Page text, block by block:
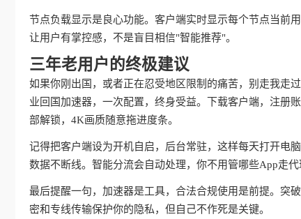
节点负载显示是良心功能。客户端实时显示每个节点当前
让用户有掌控感，不是盲目相信"智能推荐"。
三年老用户的终极建议
如果你刚出国，或者正在忍受地区限制的痛苦，别走我走
业回国加速器，一次配置，终身受益。下载客户端，注册
部解锁，4K画质随意拖进度条。
记得把客户端设为开机自启，后台常驻，这样每天打开电
数据不断线。智能分流会自动处理，你不用管哪些App走代
最后提醒一句，加速器是工具，合法合规使用是前提。突
密和专线传输保护你的隐私，但自己不作死是关键。